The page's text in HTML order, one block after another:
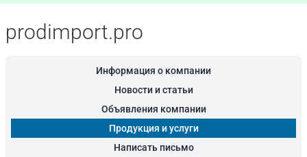
prodimport.pro
Информация о компании
Новости и статьи
Объявления компании
Продукция и услуги
Написать письмо